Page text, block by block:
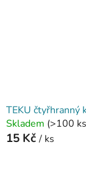
TEKU
Skladem (>100
15 Kč / ks